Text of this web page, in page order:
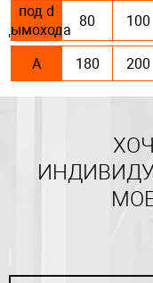
под d
дымохода
80 100
А 180 200